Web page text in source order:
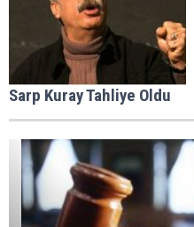
Sarp Kuray Tahliye Oldu